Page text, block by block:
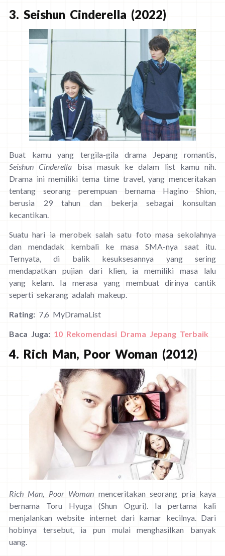
3. Seishun Cinderella (2022)
Buat kamu yang tergila-gila drama Jepang romantis,
Seishun Cinderella bisa masuk ke dalam list kamu nih.
Drama ini memiliki tema time travel, yang menceritakan
tentang seorang perempuan bernama Hagino Shion,
berusia 29 tahun dan bekerja sebagai konsultan
kecantikan.
Suatu hari ia merobek salah satu foto masa sekolahnya
dan mendadak kembali ke masa SMA-nya saat itu.
Ternyata, di balik kesuksesannya yang sering
mendapatkan pujian dari klien, ia memiliki masa lalu
yang kelam. Ia merasa yang membuat dirinya cantik
seperti sekarang adalah makeup.
Rating: 7,6 MyDramaList
Baca Juga: 10 Rekomendasi Drama Jepang Terbaik
4. Rich Man, Poor Woman (2012)
Rich Man, Poor Woman menceritakan seorang pria kaya
bernama Toru Hyuga (Shun Oguri). Ia pertama kali
menjalankan website internet dari kamar kecilnya. Dari
hobinya tersebut, ia pun mulai menghasilkan banyak
uang.